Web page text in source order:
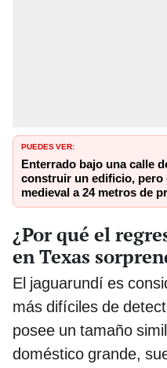
PUEDES VER:
Enterrado bajo una calle
construir un edificio,
medieval a 24 metros de
¿Por qué el
en Texas
El jaguarundí es
más difíciles de
posee un tamaño
doméstico grande,